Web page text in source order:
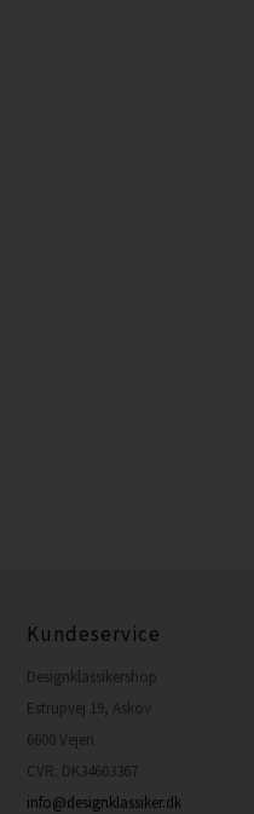
Kundeservice
Designklassikershop
Estrupvej 19, Askov
6600 Vejen
CVR: DK34603367
info@designklassiker.dk